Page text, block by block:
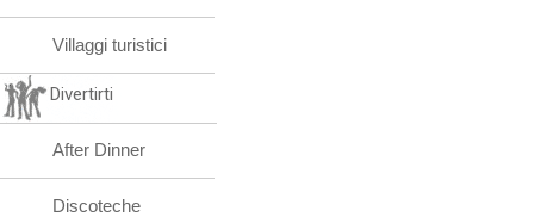
Villaggi turistici
Divertirti
After Dinner
Discoteche